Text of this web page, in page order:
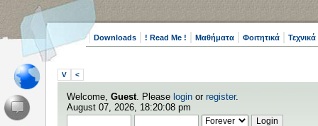
Downloads ! Read Me ! Μαθήματα Φοιτητικά
V <
Welcome, Guest. Please login or register.
August 07, 2026, 18:20:08 pm